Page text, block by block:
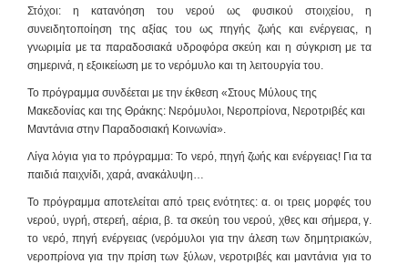
Στόχοι: η κατανόηση του νερού ως φυσικού στοιχείου, η
συνειδητοποίηση της αξίας του ως πηγής ζωής και ενέργειας, η
γνωριμία με τα παραδοσιακά υδροφόρα σκεύη και η σύγκριση με τα
σημερινά, η εξοικείωση με το νερόμυλο και τη λειτουργία του.
Το πρόγραμμα συνδέεται με την έκθεση «Στους Μύλους της
Μακεδονίας και της Θράκης: Νερόμυλοι, Νεροπρίονα, Νεροτριβές και
Μαντάνια στην Παραδοσιακή Κοινωνία».
Λίγα λόγια για το πρόγραμμα: Το νερό, πηγή ζωής και ενέργειας! Για τα
παιδιά παιχνίδι, χαρά, ανακάλυψη…
Το πρόγραμμα αποτελείται από τρεις ενότητες: α. οι τρεις μορφές του
νερού, υγρή, στερεή, αέρια, β. τα σκεύη του νερού, χθες και σήμερα, γ.
το νερό, πηγή ενέργειας (νερόμυλοι για την άλεση των δημητριακών,
νεροπρίονα για την πρίση των ξύλων, νεροτριβές και μαντάνια για το